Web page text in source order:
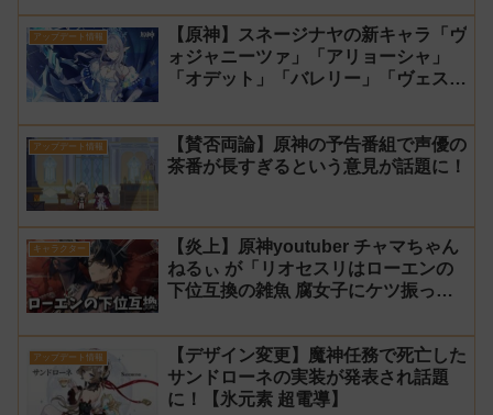
アップデート情報
【原神】スネージナヤの新キャラ「ヴ
ォジャニーツァ」「アリョーシャ」
「オデット」「バレリー」「ヴェス
「アナスターシャ・フョードロヴナ・
スネージナヤ」が一斉に発表！【声優
氷神 第10位】
アップデート情報
【賛否両論】原神の予告番組で声優の
茶番が長すぎるという意見が話題に！
キャラクター
【炎上】原神youtuber チャマちゃん
ねるぃ が「リオセスリはローエンの
下位互換の雑魚 腐女子にケツ振って
アップデート情報
【デザイン変更】魔神任務で死亡した
サンドローネの実装が発表され話題
に！【氷元素 超電導】